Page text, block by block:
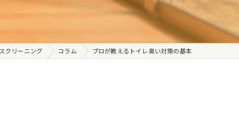
クリーニング コラム プロが教えるトイレ臭い対策の基本